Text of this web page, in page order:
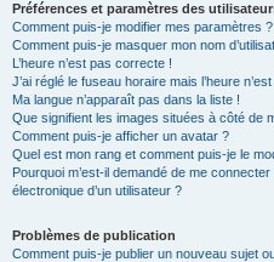
Préférences et paramètres des
Comment puis-je modifier mes paramètres ?
Comment puis-je masquer mon nom
L’heure n’est pas correcte !
J’ai réglé le fuseau horaire mais l’heure
Ma langue n’apparaît pas dans la liste !
Que signifient les images situées à côté de
Comment puis-je afficher un avatar ?
Quel est mon rang et comment puis-je le
Pourquoi m’est-il demandé de me
électronique d’un utilisateur ?
Problèmes de publication
Comment puis-je publier un nouveau sujet